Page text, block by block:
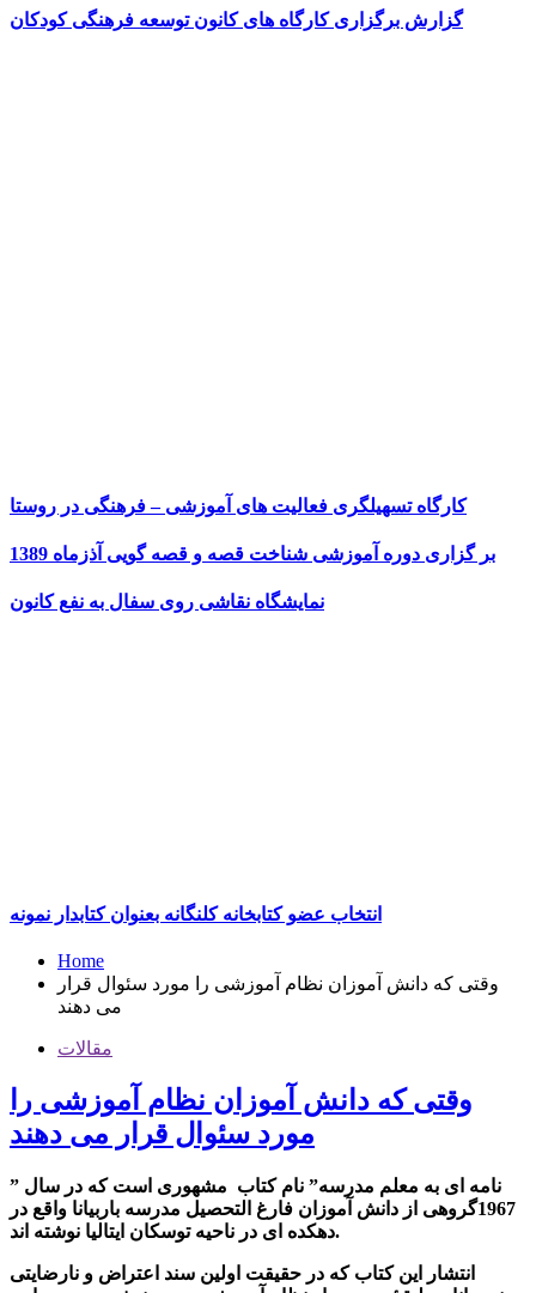
گزارش برگزاری کارگاه های کانون توسعه فرهنگی کودکان
کارگاه تسهیلگری فعالیت های آموزشی – فرهنگی در روستا
بر گزاری دوره آموزشی شناخت قصه و قصه گویی آذزماه 1389
نمایشگاه نقاشی روی سفال به نفع کانون
انتخاب عضو کتابخانه کلنگانه بعنوان کتابدار نمونه
Home
وقتی که دانش آموزان نظام آموزشی را مورد سئوال قرار
می دهند
مقالات
وقتی که دانش آموزان نظام آموزشی را
مورد سئوال قرار می دهند
” نامه ای به معلم مدرسه” نام کتاب مشهوری است که در سال
1967گروهی از دانش آموزان فارغ التحصیل مدرسه باربیانا واقع در
دهکده ای در ناحیه توسکان ایتالیا نوشته اند.
انتشار این کتاب که در حقیقت اولین سند اعتراض و نارضایتی